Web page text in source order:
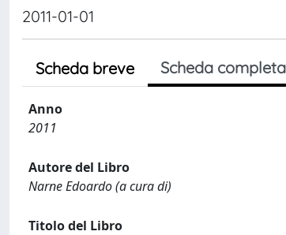
2011-01-01
Scheda breve Scheda completa
Anno
2011
Autore del Libro
Narne Edoardo (a cura di)
Titolo del Libro